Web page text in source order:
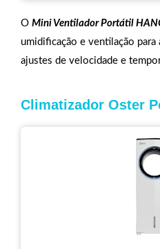
O Mini Ventilador Portátil
umidificação e ventilação
ajustes de velocidade e
Climatizador Oster